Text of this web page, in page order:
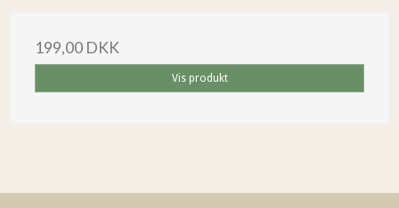
199,00 DKK
Vis produkt